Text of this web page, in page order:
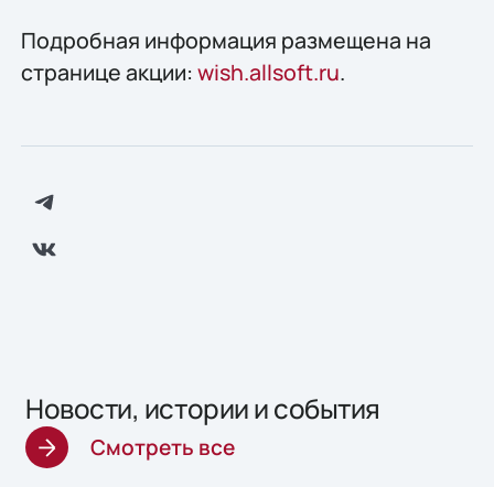
Подробная информация размещена на
странице акции: wish.allsoft.ru.
Новости, истории и события
Смотреть все